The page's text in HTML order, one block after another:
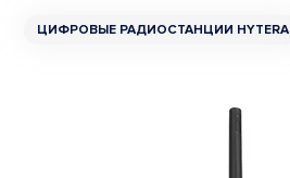
ЦИФРОВЫЕ РАДИОСТАНЦИИ HYTERA